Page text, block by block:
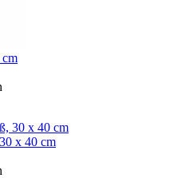
x 40 cm